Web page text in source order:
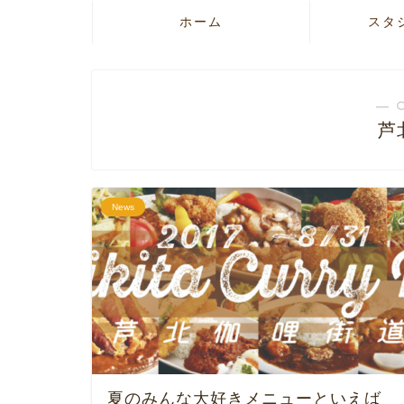
ホーム スタ
―
芦
News
夏のみんな大好きメニューといえば